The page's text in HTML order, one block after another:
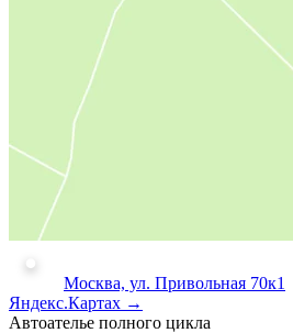
Москва, ул. Привольная 70к1
Яндекс.Картах →
Автоателье полного цикла